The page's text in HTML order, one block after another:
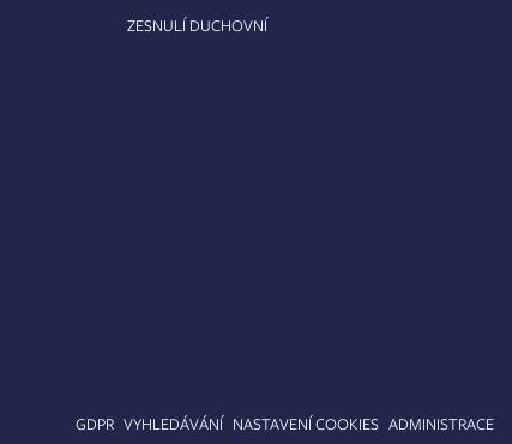
ZESNULÍ DUCHOVNÍ
GDPR VYHLEDÁVÁNÍ NASTAVENÍ COOKIES ADMINISTRACE